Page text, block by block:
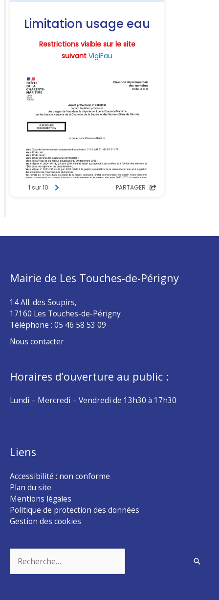
Mairie de Les Touches-de-Périgny
14 All. des Soupirs,
17160 Les Touches-de-Périgny
Téléphone : 05 46 58 53 09
Nous contacter
Horaires d’ouverture au public :
Lundi – Mercredi – Vendredi de 13h30 à 17h30
Liens
Accessibilité : non conforme
Plan du site
Mentions légales
Politique de protection des données
Gestion des cookies